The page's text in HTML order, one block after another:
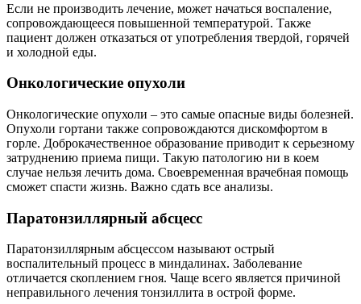
Если не производить лечение, может начаться воспаление,
сопровождающееся повышенной температурой. Также
пациент должен отказаться от употребления твердой, горячей
и холодной еды.
Онкологические опухоли
Онкологические опухоли – это самые опасные виды болезней.
Опухоли гортани также сопровождаются дискомфортом в
горле. Доброкачественное образование приводит к серьезному
затруднению приема пищи. Такую патологию ни в коем
случае нельзя лечить дома. Своевременная врачебная помощь
сможет спасти жизнь. Важно сдать все анализы.
Паратонзиллярный абсцесс
Паратонзиллярным абсцессом называют острый
воспалительный процесс в миндалинах. Заболевание
отличается скоплением гноя. Чаще всего является причиной
неправильного лечения тонзиллита в острой форме.